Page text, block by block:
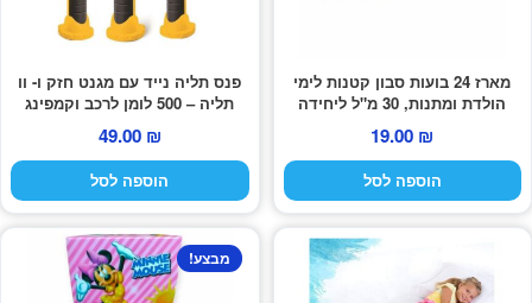
מארז 24 בועות סבון קטנות לימי
הולדת ומתנות, 30 מ"ל ליחידה
19.00 ₪
הוספה לסל
פנס תליה נייד עם מגנט חזק ו- וו
תליה – 500 לומן לרכב וקמפינג
49.00 ₪
הוספה לסל
מבצע!